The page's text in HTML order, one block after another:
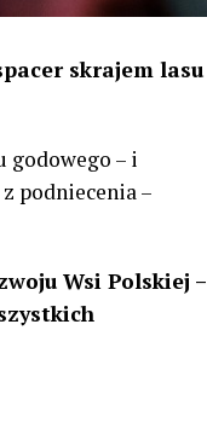
skrajem lasu
godowego – i
podniecenia –
Wsi Polskiej –